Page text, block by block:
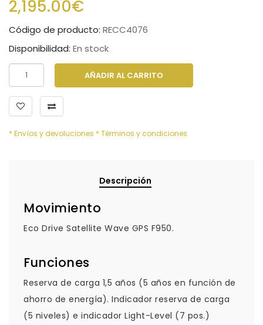
2,195.00€
Código de producto: RECC4076
Disponibilidad: En stock
AÑADIR AL CARRITO
* Envíos y devoluciones * Términos y condiciones
Descripción
Movimiento
Eco Drive Satellite Wave GPS F950.
Funciones
Reserva de carga 1,5 años (5 años en función de
ahorro de energía). Indicador reserva de carga
(5 niveles) e indicador Light-Level (7 pos.)